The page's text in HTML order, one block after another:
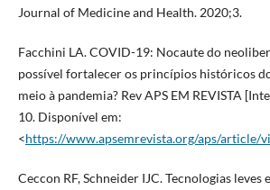
Journal of Medicine and Health. 2020;3.
Facchini LA. COVID-19: Nocaute do
possível fortalecer os princípios históricos do
meio à pandemia? Rev APS EM REVISTA
10. Disponível em:
<https://www.apsemrevista.org/aps/article/
Ceccon RF, Schneider IJC. Tecnologias leves